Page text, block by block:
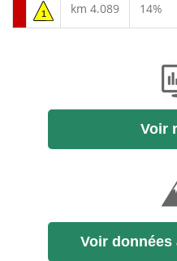
1 km 4.089 14%
Voir
Voir